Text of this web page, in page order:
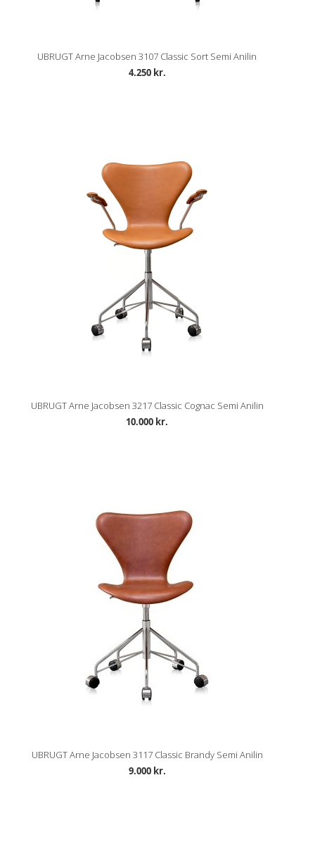
UBRUGT Arne Jacobsen 3107 Classic Sort Semi Anilin
4.250 kr.
UBRUGT Arne Jacobsen 3217 Classic Cognac Semi Anilin
10.000 kr.
UBRUGT Arne Jacobsen 3117 Classic Brandy Semi Anilin
9.000 kr.